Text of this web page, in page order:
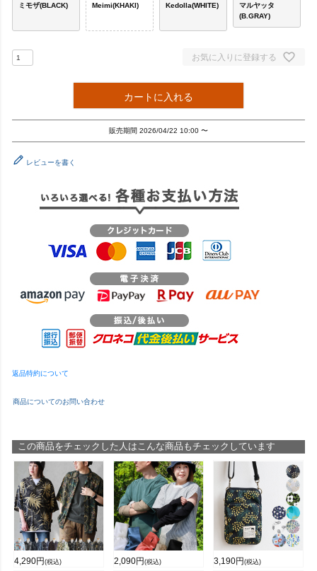
ミモザ(BLACK) Meimi(KHAKI) Kedolla(WHITE)
マルヤッタ
(B.GRAY)
お気に入りに登録する
カートに入れる
販売期間 2026/04/22 10:00 〜
レビューを書く
返品特約について
商品についてのお問い合わせ
この商品をチェックした人はこんな商品もチェックしています
4,290円 (税込) 2,090円 (税込) 3,190円 (税込)